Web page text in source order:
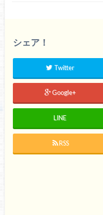
シェア！
Twitter
Google+
LINE
RSS